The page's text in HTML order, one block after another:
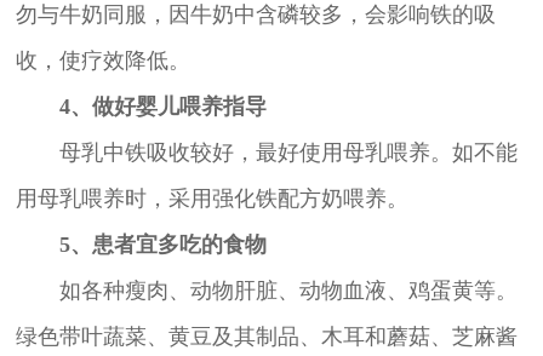
勿与牛奶同服，因牛奶中含磷较多，会影响铁的吸
收，使疗效降低。
4、做好婴儿喂养指导
母乳中铁吸收较好，最好使用母乳喂养。如不能
用母乳喂养时，采用强化铁配方奶喂养。
5、患者宜多吃的食物
如各种瘦肉、动物肝脏、动物血液、鸡蛋黄等。
绿色带叶蔬菜、黄豆及其制品、木耳和蘑菇、芝麻酱